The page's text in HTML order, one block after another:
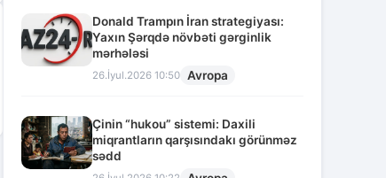
Donald Trampın İran strategiyası:
Yaxın Şərqdə növbəti gərginlik
mərhələsi
26.İyul.2026 10:50 Avropa
Çinin “hukou” sistemi: Daxili
miqrantların qarşısındakı görünməz
sədd